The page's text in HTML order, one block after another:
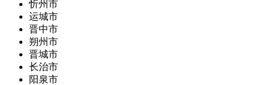
忻州市
运城市
晋中市
朔州市
晋城市
长治市
阳泉市